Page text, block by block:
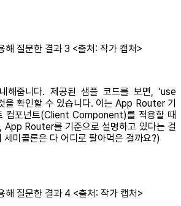
질문한 결과 3 <출처: 작가 캡처>
해줍니다. 제공된 샘플 코드를 보면, ‘use
을 확인할 수 있습니다. 이는 App Router 기
컴포넌트(Client Component)를 적용할 때
App Router를 기준으로 설명하고 있다는 걸
미콜론은 다 어디로 팔아먹은 걸까요?)
질문한 결과 4 <출처: 작가 캡처>